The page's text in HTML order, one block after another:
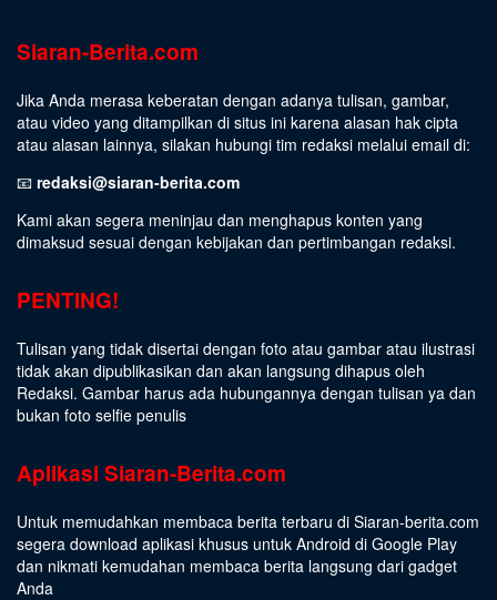
Siaran-Berita.com
Jika Anda merasa keberatan dengan adanya tulisan, gambar,
atau video yang ditampilkan di situs ini karena alasan hak cipta
atau alasan lainnya, silakan hubungi tim redaksi melalui email di:
📧 redaksi@siaran-berita.com
Kami akan segera meninjau dan menghapus konten yang
dimaksud sesuai dengan kebijakan dan pertimbangan redaksi.
PENTING!
Tulisan yang tidak disertai dengan foto atau gambar atau ilustrasi
tidak akan dipublikasikan dan akan langsung dihapus oleh
Redaksi. Gambar harus ada hubungannya dengan tulisan ya dan
bukan foto selfie penulis
Aplikasi Siaran-Berita.com
Untuk memudahkan membaca berita terbaru di Siaran-berita.com
segera download aplikasi khusus untuk Android di Google Play
dan nikmati kemudahan membaca berita langsung dari gadget
Anda